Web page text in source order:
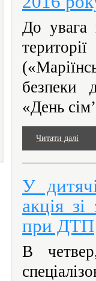
До
безпеки
«День
Читати далі
У
акція
при ДТП
В